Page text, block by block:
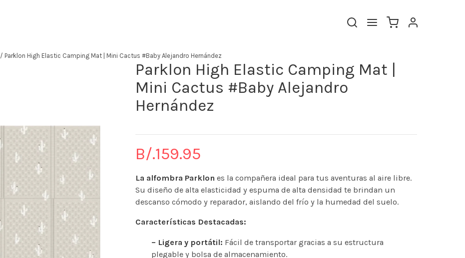
/ Parklon High Elastic Camping Mat | Mini Cactus #Baby Alejandro Hernández
Parklon High Elastic Camping Mat |
Mini Cactus #Baby Alejandro
Hernández
B/.159.95
La alfombra Parklon es la compañera ideal para tus aventuras al aire libre.
Su diseño de alta elasticidad y espuma de alta densidad te brindan un
descanso cómodo y reparador, aislando del frío y la humedad del suelo.
Características Destacadas:
– Ligera y portátil: Fácil de transportar gracias a su estructura
plegable y bolsa de almacenamiento.